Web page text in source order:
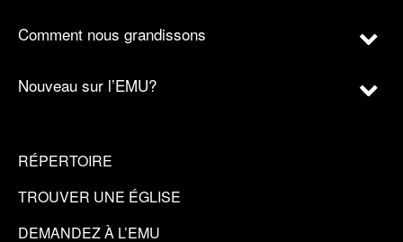
Comment nous grandissons
Nouveau sur l’EMU?
RÉPERTOIRE
TROUVER UNE ÉGLISE
DEMANDEZ À L’EMU